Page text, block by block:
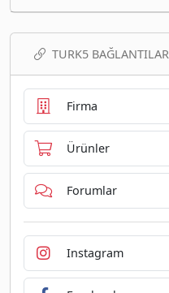
TURK5 BAĞLANTILAR
Firma
Ürünler
Forumlar
Instagram